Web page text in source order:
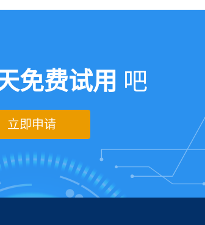
免费试用 吧
立即申请